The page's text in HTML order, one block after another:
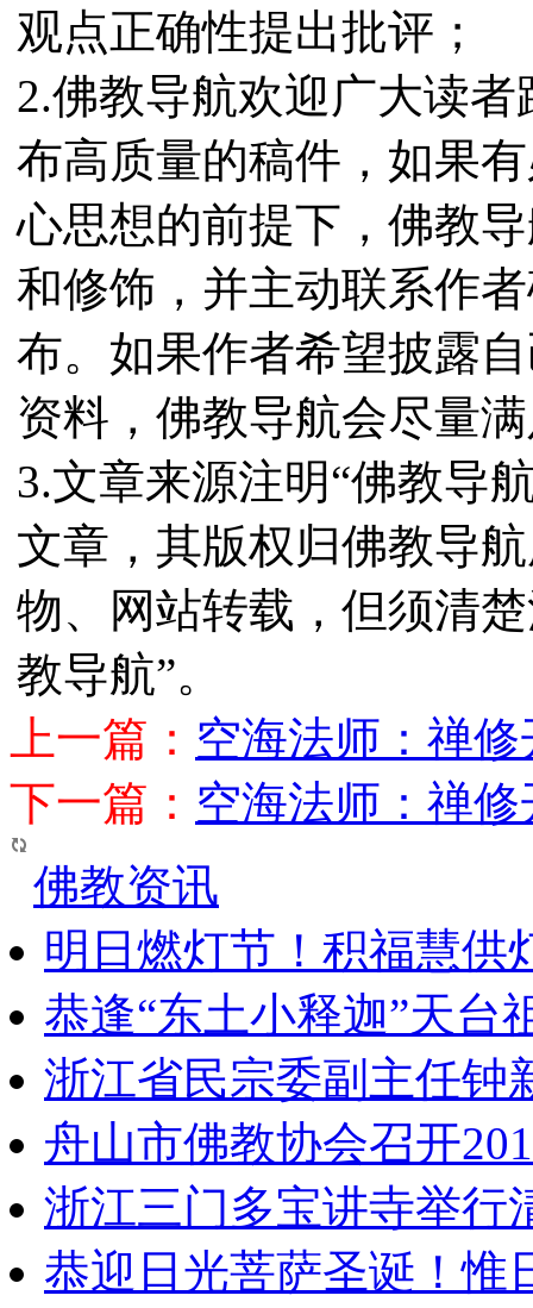
观点正确性提出批评；
2.佛教导航欢迎广大读
布高质量的稿件，如果
心思想的前提下，佛教
和修饰，并主动联系作
布。如果作者希望披露
资料，佛教导航会尽量
3.文章来源注明“佛教导
文章，其版权归佛教导
物、网站转载，但须清
教导航”。
上一篇： 空海法师：禅
下一篇： 空海法师：禅
佛教资讯
明日燃灯节！积福慧供
恭逢“东土小释迦”天台
浙江省民宗委副主任钟
舟山市佛教协会召开
浙江三门多宝讲寺举行
恭迎日光菩萨圣诞！惟